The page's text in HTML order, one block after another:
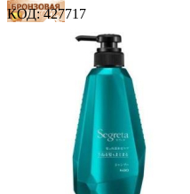
12 баллов
19 баллов
1 212.00
Р
за 1.00 мл

КОД: 427717